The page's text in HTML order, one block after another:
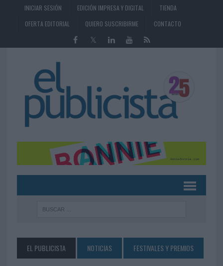
INICIAR SESIÓN EDICIÓN IMPRESA Y DIGITAL
TIENDA
OFERTA EDITORIAL
QUIERO SUSCRIBIRME CONTACTO
EL PUBLICISTA NOTICIAS FESTIVALES Y PREMIOS